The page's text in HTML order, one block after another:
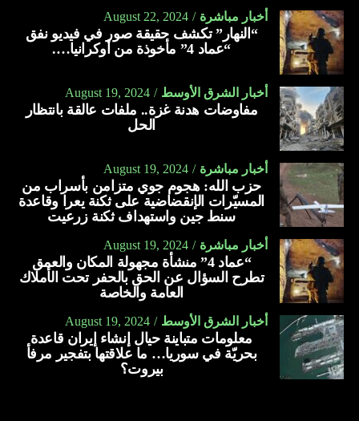
أخبار مباشرة August 22, 2024
“النهار” تكشف حقيقة صور في فيديو نفق
“عماد 4” مأخوذة من أوكرانيا….
أخبار الشرق الأوسط August 19, 2024
مفاوضات هدنة غزة.. ملفات عالقة بانتظار
الحل
أخبار مباشرة August 19, 2024
حزب الله: هجوم جوي متزامن بأسراب من
المسيّرات الإنقضاضية على ثكنة يعرا وقاعدة
سنط جين واستهداف ثكنة زرعيت
أخبار مباشرة August 19, 2024
“عماد 4” منشأة مجهولة المكان والعمق
تطرح السؤال عن الحق بالحفر تحت الأملاك
العامة والخاصة
أخبار الشرق الأوسط August 19, 2024
معلومات متباينة حيال إنشاء إيران قاعدة
بحريّة في سوريا… ما علاقتها بتفجير مرفأ
بيروت؟